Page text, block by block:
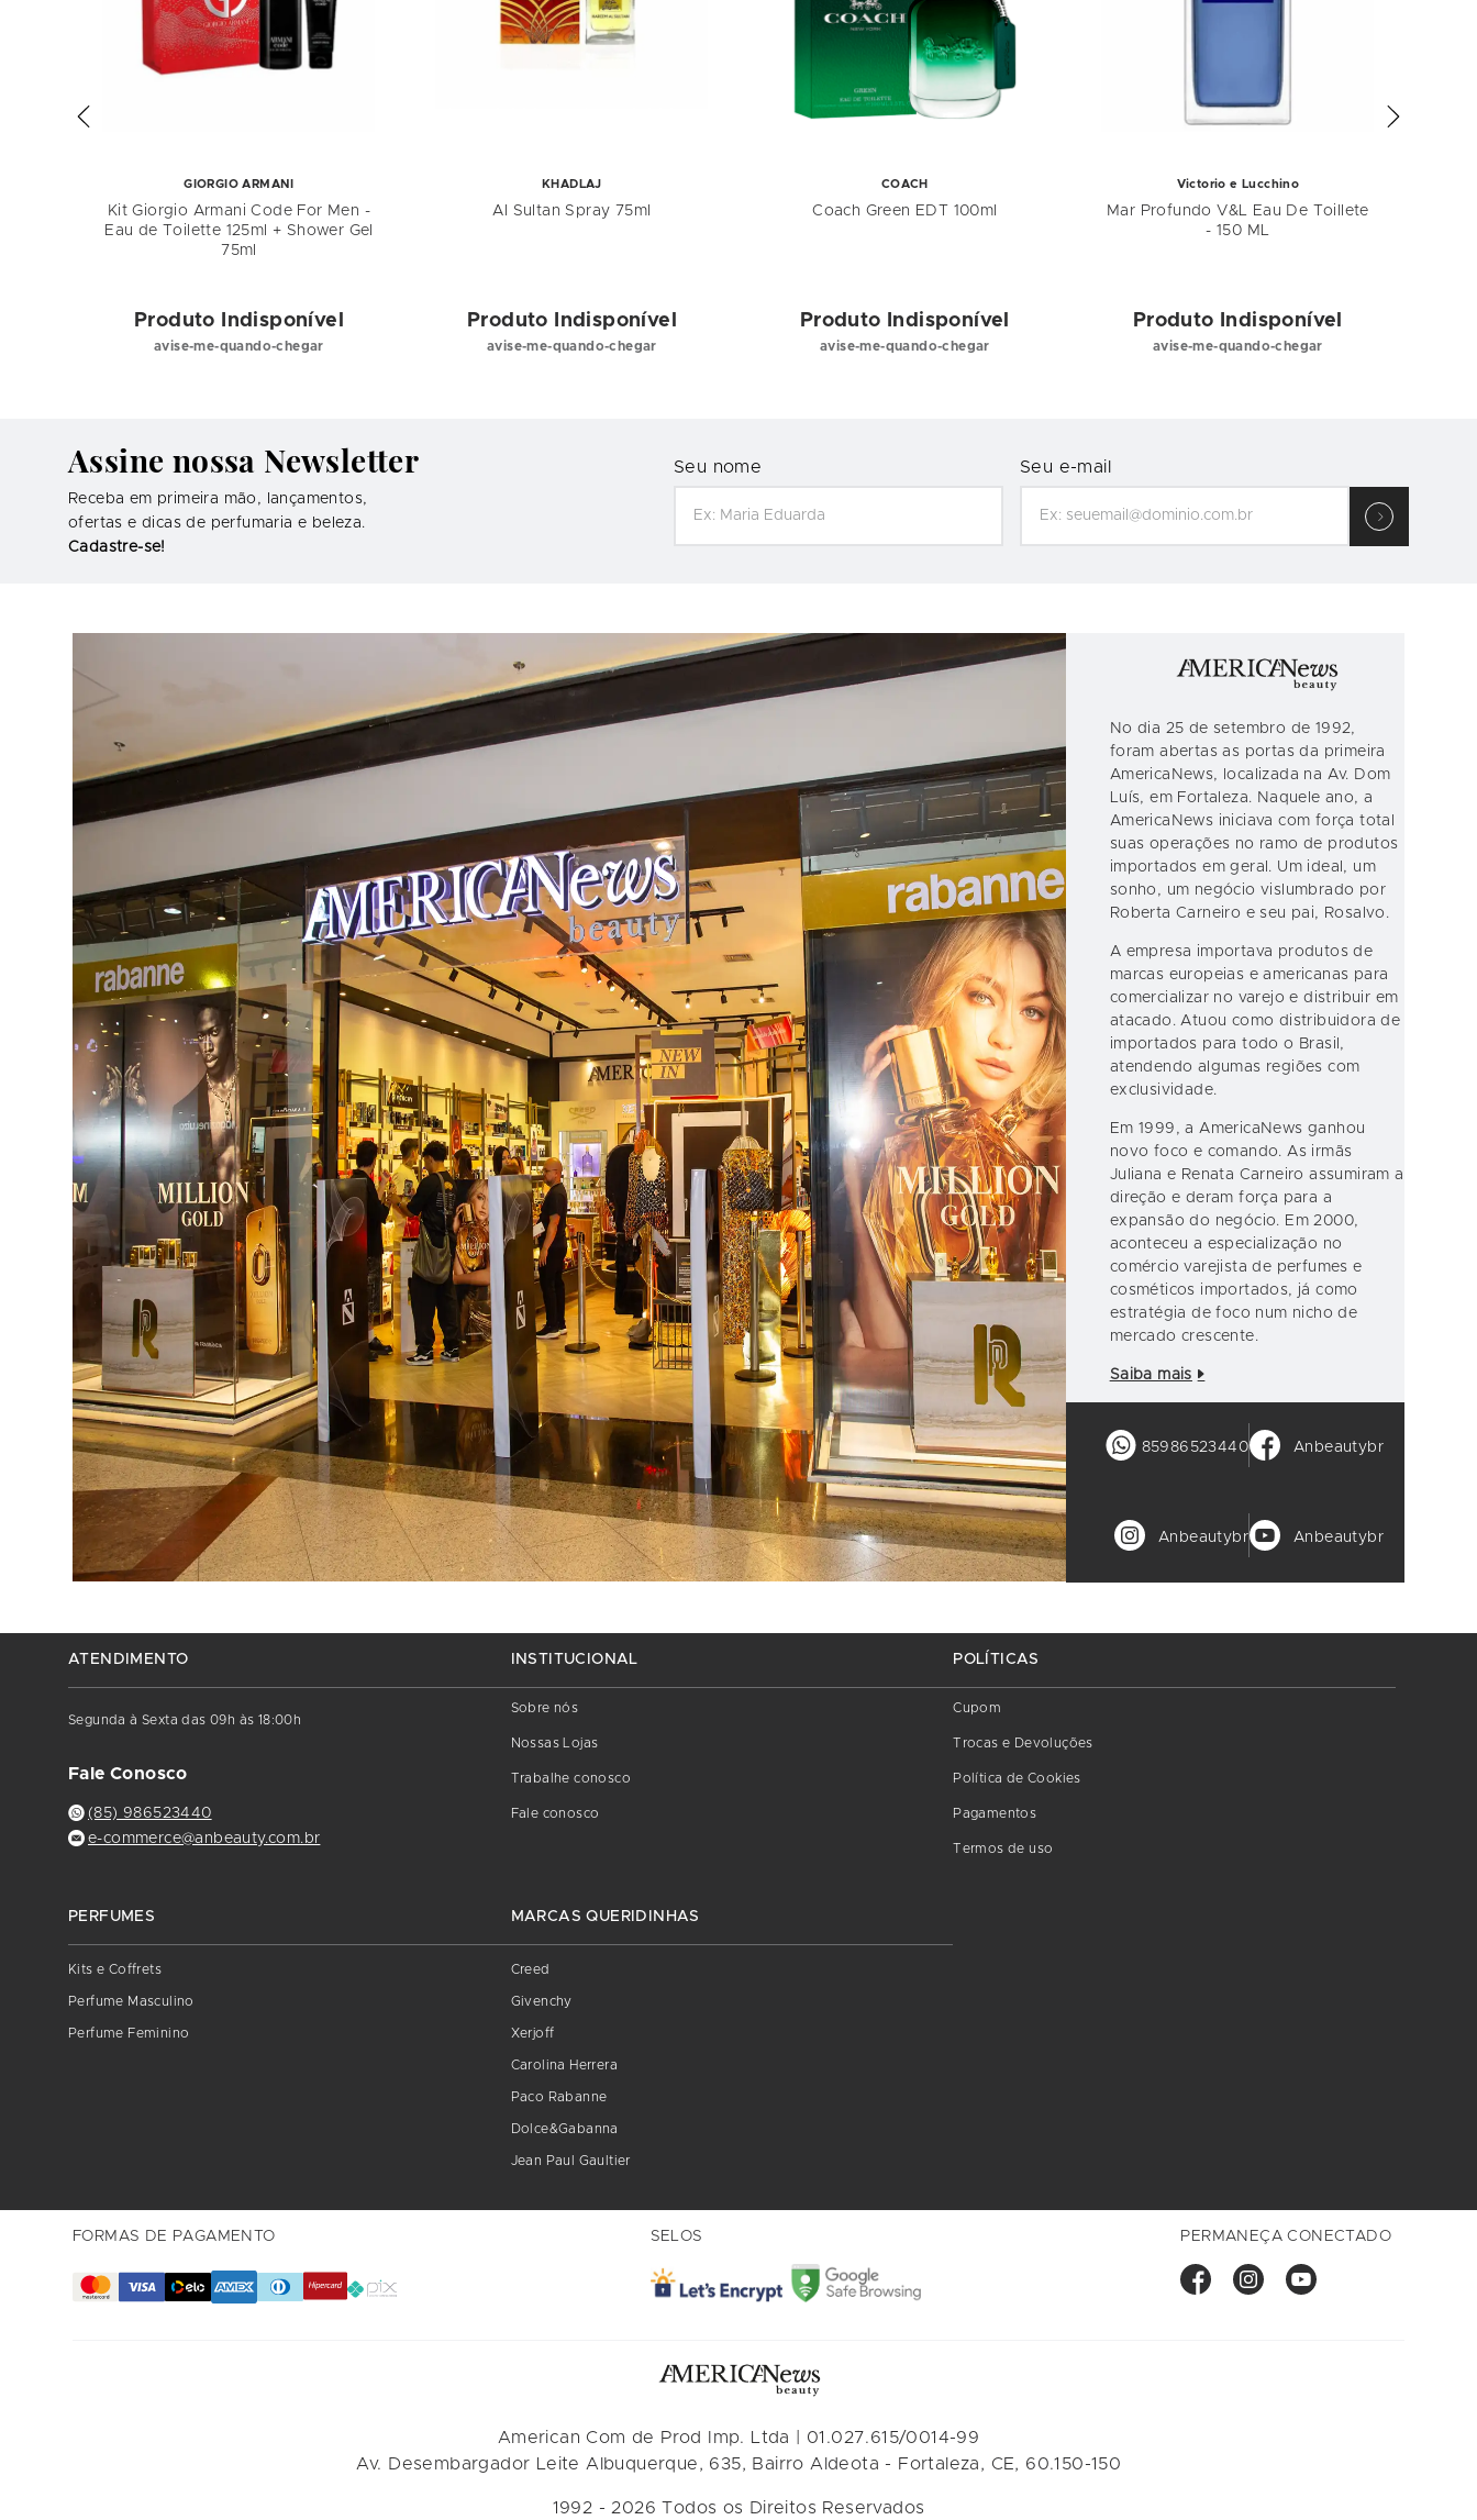
GIORGIO ARMANI
Kit Giorgio Armani Code For Men -
Eau de Toilette 125ml + Shower Gel
75ml
Produto Indisponível
avise-me-quando-chegar
KHADLAJ
Al Sultan Spray 75ml
Produto Indisponível
avise-me-quando-chegar
COACH
Coach Green EDT 100ml
Produto Indisponível
avise-me-quando-chegar
Victorio e Lucchino
Mar Profundo V&L Eau De Toillete
- 150 ML
Produto Indisponível
avise-me-quando-chegar
Assine nossa Newsletter
Receba em primeira mão, lançamentos,
ofertas e dicas de perfumaria e beleza.
Cadastre-se!
Seu nome Seu e-mail
No dia 25 de setembro de 1992,
foram abertas as portas da primeira
AmericaNews, localizada na Av. Dom
Luís, em Fortaleza. Naquele ano, a
AmericaNews iniciava com força total
suas operações no ramo de produtos
importados em geral. Um ideal, um
sonho, um negócio vislumbrado por
Roberta Carneiro e seu pai, Rosalvo.
A empresa importava produtos de
marcas europeias e americanas para
comercializar no varejo e distribuir em
atacado. Atuou como distribuidora de
importados para todo o Brasil,
atendendo algumas regiões com
exclusividade.
Em 1999, a AmericaNews ganhou
novo foco e comando. As irmãs
Juliana e Renata Carneiro assumiram a
direção e deram força para a
expansão do negócio. Em 2000,
aconteceu a especialização no
comércio varejista de perfumes e
cosméticos importados, já como
estratégia de foco num nicho de
mercado crescente.
Saiba mais
85986523440 Anbeautybr
Anbeautybr Anbeautybr
ATENDIMENTO
Segunda à Sexta das 09h às 18:00h
Fale Conosco
(85) 986523440
e-commerce@anbeauty.com.br
INSTITUCIONAL
Sobre nós
Nossas Lojas
Trabalhe conosco
Fale conosco
POLÍTICAS
Cupom
Trocas e Devoluções
Política de Cookies
Pagamentos
Termos de uso
PERFUMES
Kits e Coffrets
Perfume Masculino
Perfume Feminino
MARCAS QUERIDINHAS
Creed
Givenchy
Xerjoff
Carolina Herrera
Paco Rabanne
Dolce&Gabanna
Jean Paul Gaultier
FORMAS DE PAGAMENTO SELOS PERMANEÇA CONECTADO
American Com de Prod Imp. Ltda | 01.027.615/0014-99
Av. Desembargador Leite Albuquerque, 635, Bairro Aldeota - Fortaleza, CE, 60.150-150
1992 - 2026 Todos os Direitos Reservados